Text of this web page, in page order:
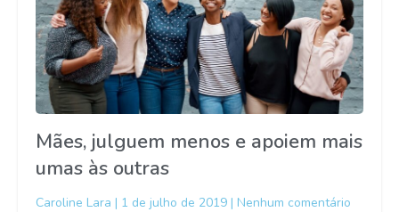
Mães, julguem menos e apoiem mais
umas às outras
Caroline Lara 1 de julho de 2019 Nenhum comentário